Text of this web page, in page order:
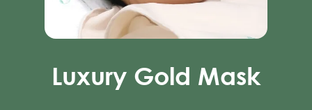
Luxury Gold Mask